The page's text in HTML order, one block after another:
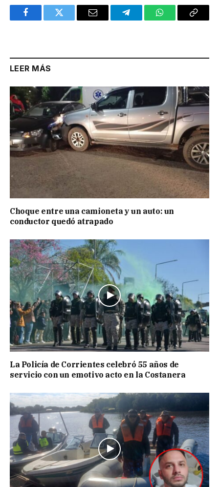
FacebookTwitter Email TelegramWhatsAppCopy
LEER MÁS
Choque entre una camioneta y un auto: un
conductor quedó atrapado
La Policía de Corrientes celebró 55 años de
servicio con un emotivo acto en la Costanera